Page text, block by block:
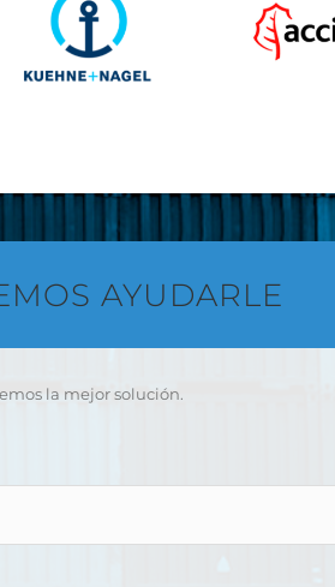
AYUDARLE
la mejor solución.